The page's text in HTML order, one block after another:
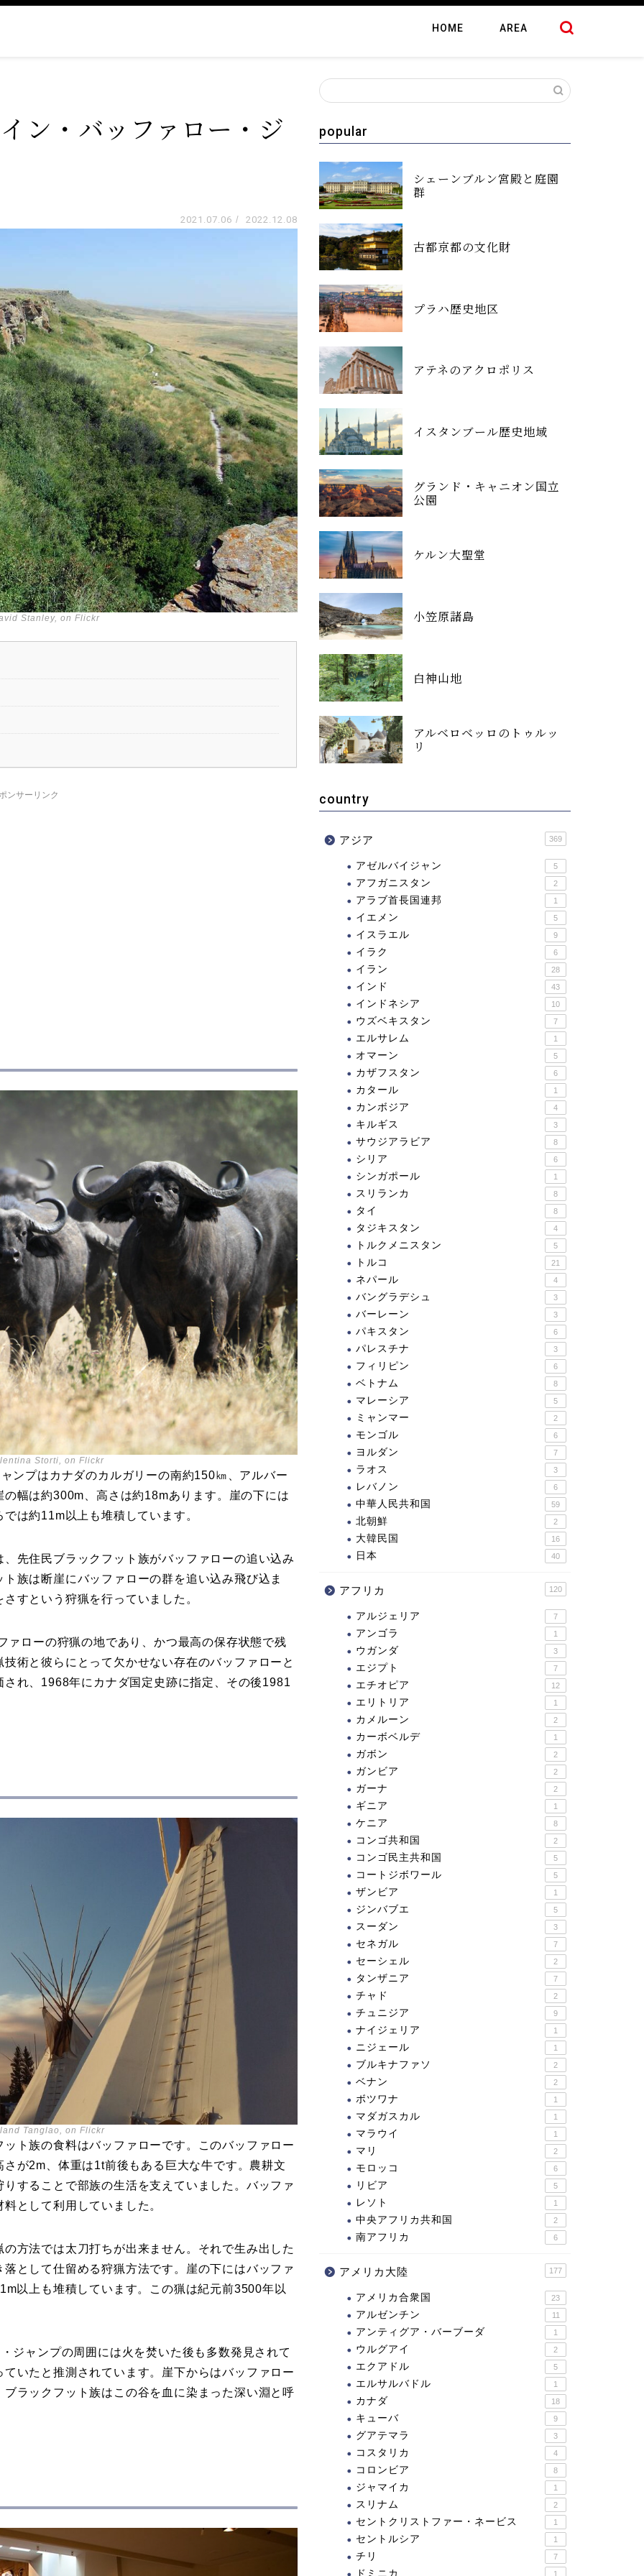
HOME AREA
ン・バッファロー・ジ
2021.07.06 / 2022.12.08
Stanley, on Flickr
ンサーリンク
Storti, on Flickr
ンプはカナダのカルガリーの南約150㎞、アルバー
幅は約300m、高さは約18mあります。崖の下には
は約11m以上も堆積しています。
先住民ブラックフット族がバッファローの追い込み
族は断崖にバッファローの群を追い込み飛び込ま
すという狩猟を行っていました。
ローの狩猟の地であり、かつ最高の保存状態で残
術と彼らにとって欠かせない存在のバッファローと
れ、1968年にカナダ国定史跡に指定、その後1981
Tanglao, on Flickr
ト族の食料はバッファローです。このバッファロー
が2m、体重は1t前後もある巨大な牛です。農耕文
することで部族の生活を支えていました。バッファ
として利用していました。
方法では太刀打ちが出来ません。それで生み出した
として仕留める狩猟方法です。崖の下にはバッファ
以上も堆積しています。この猟は紀元前3500年以
ジャンプの周囲には火を焚いた後も多数発見されて
いたと推測されています。崖下からはバッファロー
ラックフット族はこの谷を血に染まった深い淵と呼
popular
シェーンブルン宮殿と庭園
群
古都京都の文化財
プラハ歴史地区
アテネのアクロポリス
イスタンブール歴史地域
グランド・キャニオン国立
公園
ケルン大聖堂
小笠原諸島
白神山地
アルベロベッロのトゥルッ
リ
country
アジア 369
アゼルバイジャン 5
アフガニスタン 2
アラブ首長国連邦 1
イエメン 5
イスラエル 9
イラク 6
イラン 28
インド 43
インドネシア 10
ウズベキスタン 7
エルサレム 1
オマーン 5
カザフスタン 6
カタール 1
カンボジア 4
キルギス 3
サウジアラビア 8
シリア 6
シンガポール 1
スリランカ 8
タイ 8
タジキスタン 4
トルクメニスタン 5
トルコ 21
ネパール 4
バングラデシュ 3
バーレーン 3
パキスタン 6
パレスチナ 3
フィリピン 6
ベトナム 8
マレーシア 5
ミャンマー 2
モンゴル 6
ヨルダン 7
ラオス 3
レバノン 6
中華人民共和国 59
北朝鮮 2
大韓民国 16
日本 40
アフリカ 120
アルジェリア 7
アンゴラ 1
ウガンダ 3
エジプト 7
エチオピア 12
エリトリア 1
カメルーン 2
カーボベルデ 1
ガボン 2
ガンビア 2
ガーナ 2
ギニア 1
ケニア 8
コンゴ共和国 2
コンゴ民主共和国 5
コートジボワール 5
ザンビア 1
ジンバブエ 5
スーダン 3
セネガル 7
セーシェル 2
タンザニア 7
チャド 2
チュニジア 9
ナイジェリア 1
ニジェール 1
ブルキナファソ 2
ベナン 2
ボツワナ 1
マダガスカル 1
マラウイ 1
マリ 2
モロッコ 6
リビア 5
レソト 1
中央アフリカ共和国 2
南アフリカ 6
アメリカ大陸 177
アメリカ合衆国 23
アルゼンチン 11
アンティグア・バーブーダ 1
ウルグアイ 2
エクアドル 5
エルサルバドル 1
カナダ 18
キューバ 9
グアテマラ 3
コスタリカ 4
コロンビア 8
ジャマイカ 1
スリナム 2
セントクリストファー・ネービス 1
セントルシア 1
チリ 7
ドミニカ 1